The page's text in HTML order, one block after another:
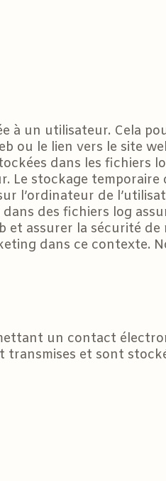
à un utilisateur. Cela
ou le lien vers le site
dans les fichiers
Le stockage temporaire
l’ordinateur de
des fichiers log
et assurer la sécurité de
dans ce contexte.
un contact
et sont